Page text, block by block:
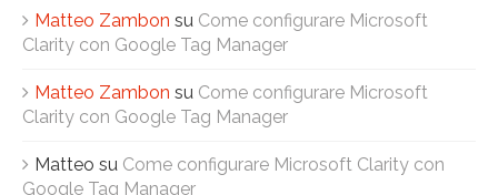
Matteo Zambon su Come configurare Microsoft
Clarity con Google Tag Manager
Matteo Zambon su Come configurare Microsoft
Clarity con Google Tag Manager
Matteo su Come configurare Microsoft Clarity con
Google Tag Manager